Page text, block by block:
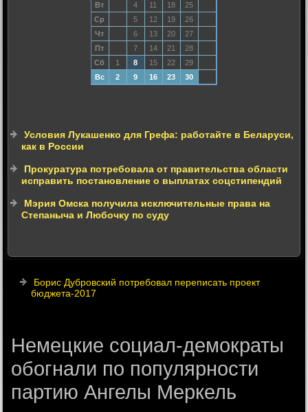
Вт
4 11 18
25
Ср
5 12 19
26
Чт
6 13 20
27
Пт
7 14 21
28
Сб
1 8 15 22
29
Вс
2 9 16 23 30
Условия Лукашенко для Грефа: работайте в Беларуси,
как в России
Прокуратура потребовала от правительства области
исправить постановление о выплатах соцстипендий
Мэрия Омска получила исключительные права на
Степаныча и Любочку по суду
Борис Дубровский потребовал переписать проект
бюджета-2017
Немецкие социал-демократы
обогнали по популярности
партию Ангелы Меркель